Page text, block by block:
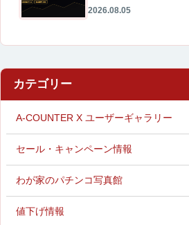
2026.08.05
カテゴリー
A-COUNTER X ユーザーギャラリー
セール・キャンペーン情報
わが家のパチンコ写真館
値下げ情報